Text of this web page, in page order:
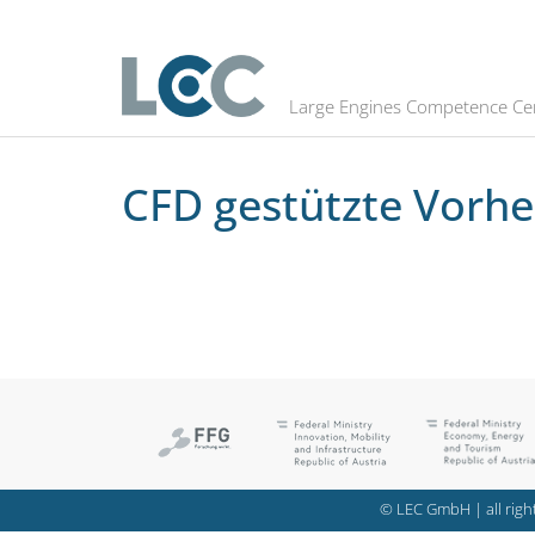
Large Engines Competence
CFD gestützte Vorhersage des
CFD gestützte
© LEC GmbH | all